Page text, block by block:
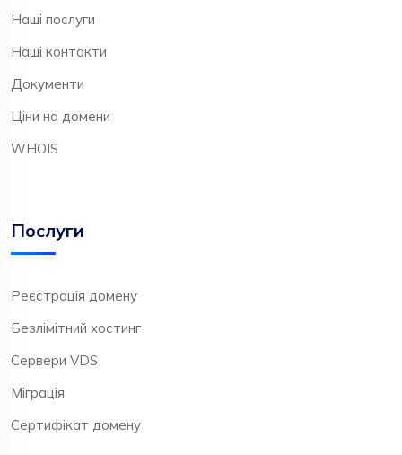
Наші послуги
Наші контакти
Документи
Ціни на домени
WHOIS
Послуги
Реєстрація домену
Безлімітний хостинг
Сервери VDS
Міграція
Сертифікат домену